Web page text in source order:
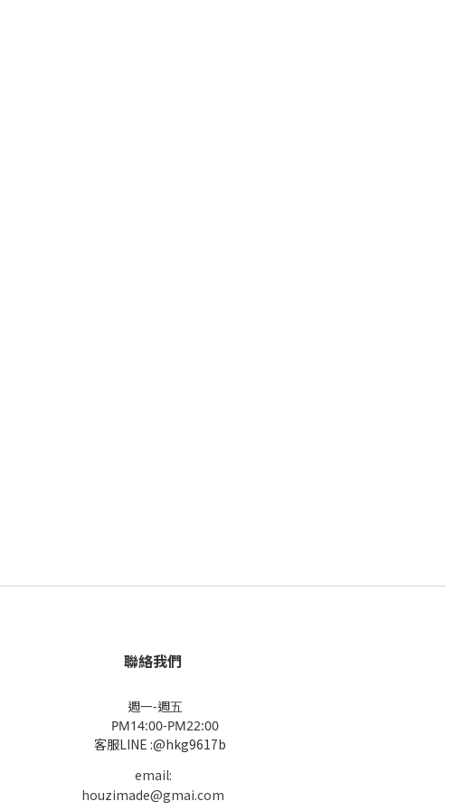
聯絡我們
週一-週五
PM14:00-PM22:00
客服LINE :@hkg9617b
email:
houzimade@gmai.com